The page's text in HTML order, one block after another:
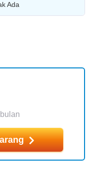
Ada
bulan